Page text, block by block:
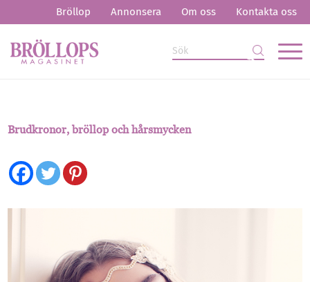
Bröllop Annonsera Om oss Kontakta oss
Brudkronor, bröllop och hårsmycken